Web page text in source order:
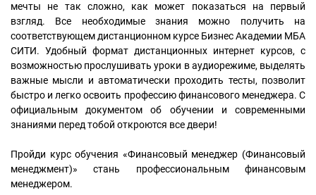
мечты не так сложно, как может показаться на первый
взгляд. Все необходимые знания можно получить на
соответствующем дистанционном курсе Бизнес Академии МБА
СИТИ. Удобный формат дистанционных интернет курсов, с
возможностью прослушивать уроки в аудиорежиме, выделять
важные мысли и автоматически проходить тесты, позволит
быстро и легко освоить профессию финансового менеджера. С
официальным документом об обучении и современными
знаниями перед тобой откроются все двери!
Пройди курс обучения «Финансовый менеджер (Финансовый
менеджмент)» стань профессиональным финансовым
менеджером.